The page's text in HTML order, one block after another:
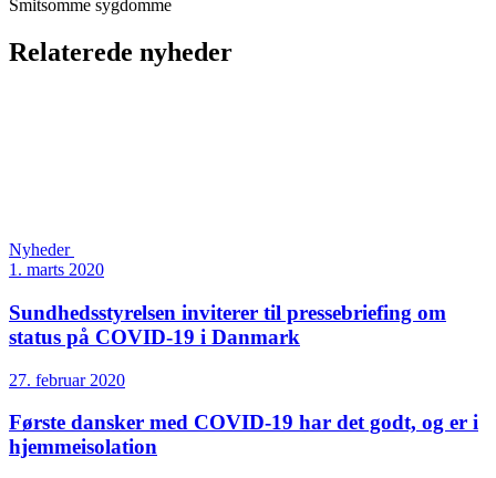
Smitsomme sygdomme
Relaterede nyheder
Nyheder
1. marts 2020
Sundheds­styrelsen inviterer til pressebriefing om
status på COVID-19 i Danmark
27. februar 2020
Første dansker med COVID-19 har det godt, og er i
hjemmeisolation